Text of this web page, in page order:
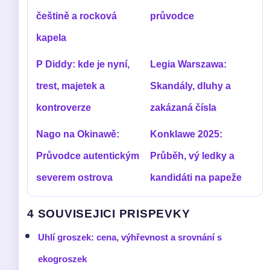
češtině a rocková
kapela
průvodce
P Diddy: kde je nyní,
trest, majetek a
kontroverze
Legia Warszawa:
Skandály, dluhy a
zakázaná čísla
Nago na Okinawě:
Průvodce autentickým
severem ostrova
Konklawe 2025:
Průběh, vý ledky a
kandidáti na papeže
4 SOUVISEJICI PRISPEVKY
Uhlí groszek: cena, výhřevnost a srovnání s
ekogroszek